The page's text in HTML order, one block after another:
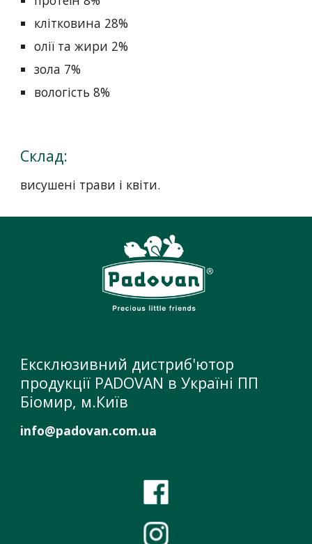
клітковина 28%
олії та жири 2%
зола 7%
вологість 8%
Склад:
висушені трави і квіти.
Ексклюзивний дистриб'ютор
продукції PADOVAN в Україні ПП
Біомир, м.Київ
info@padovan.com.ua